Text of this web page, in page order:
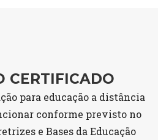
CERTIFICADO
para educação a distância
conforme previsto no
e Bases da Educação